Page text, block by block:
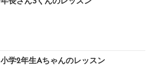
年長さんSくんのレッスン
小学2年生Aちゃんのレッスン